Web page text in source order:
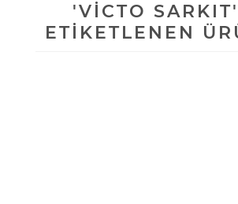
'VICTO
ETIKETLENEN